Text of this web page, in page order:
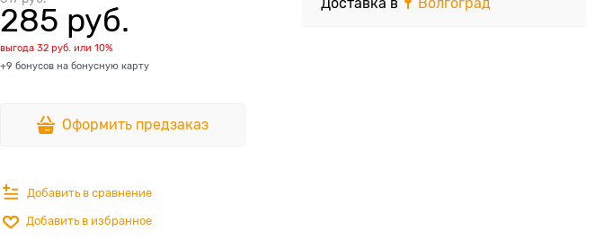
285 руб.
выгода 32 руб. или 10%
+9 бонусов на бонусную карту
Оформить предзаказ
Добавить в сравнение
Добавить в избранное
Доставка в Волгоград